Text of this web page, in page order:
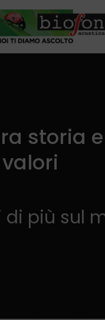
storia e
di più sul